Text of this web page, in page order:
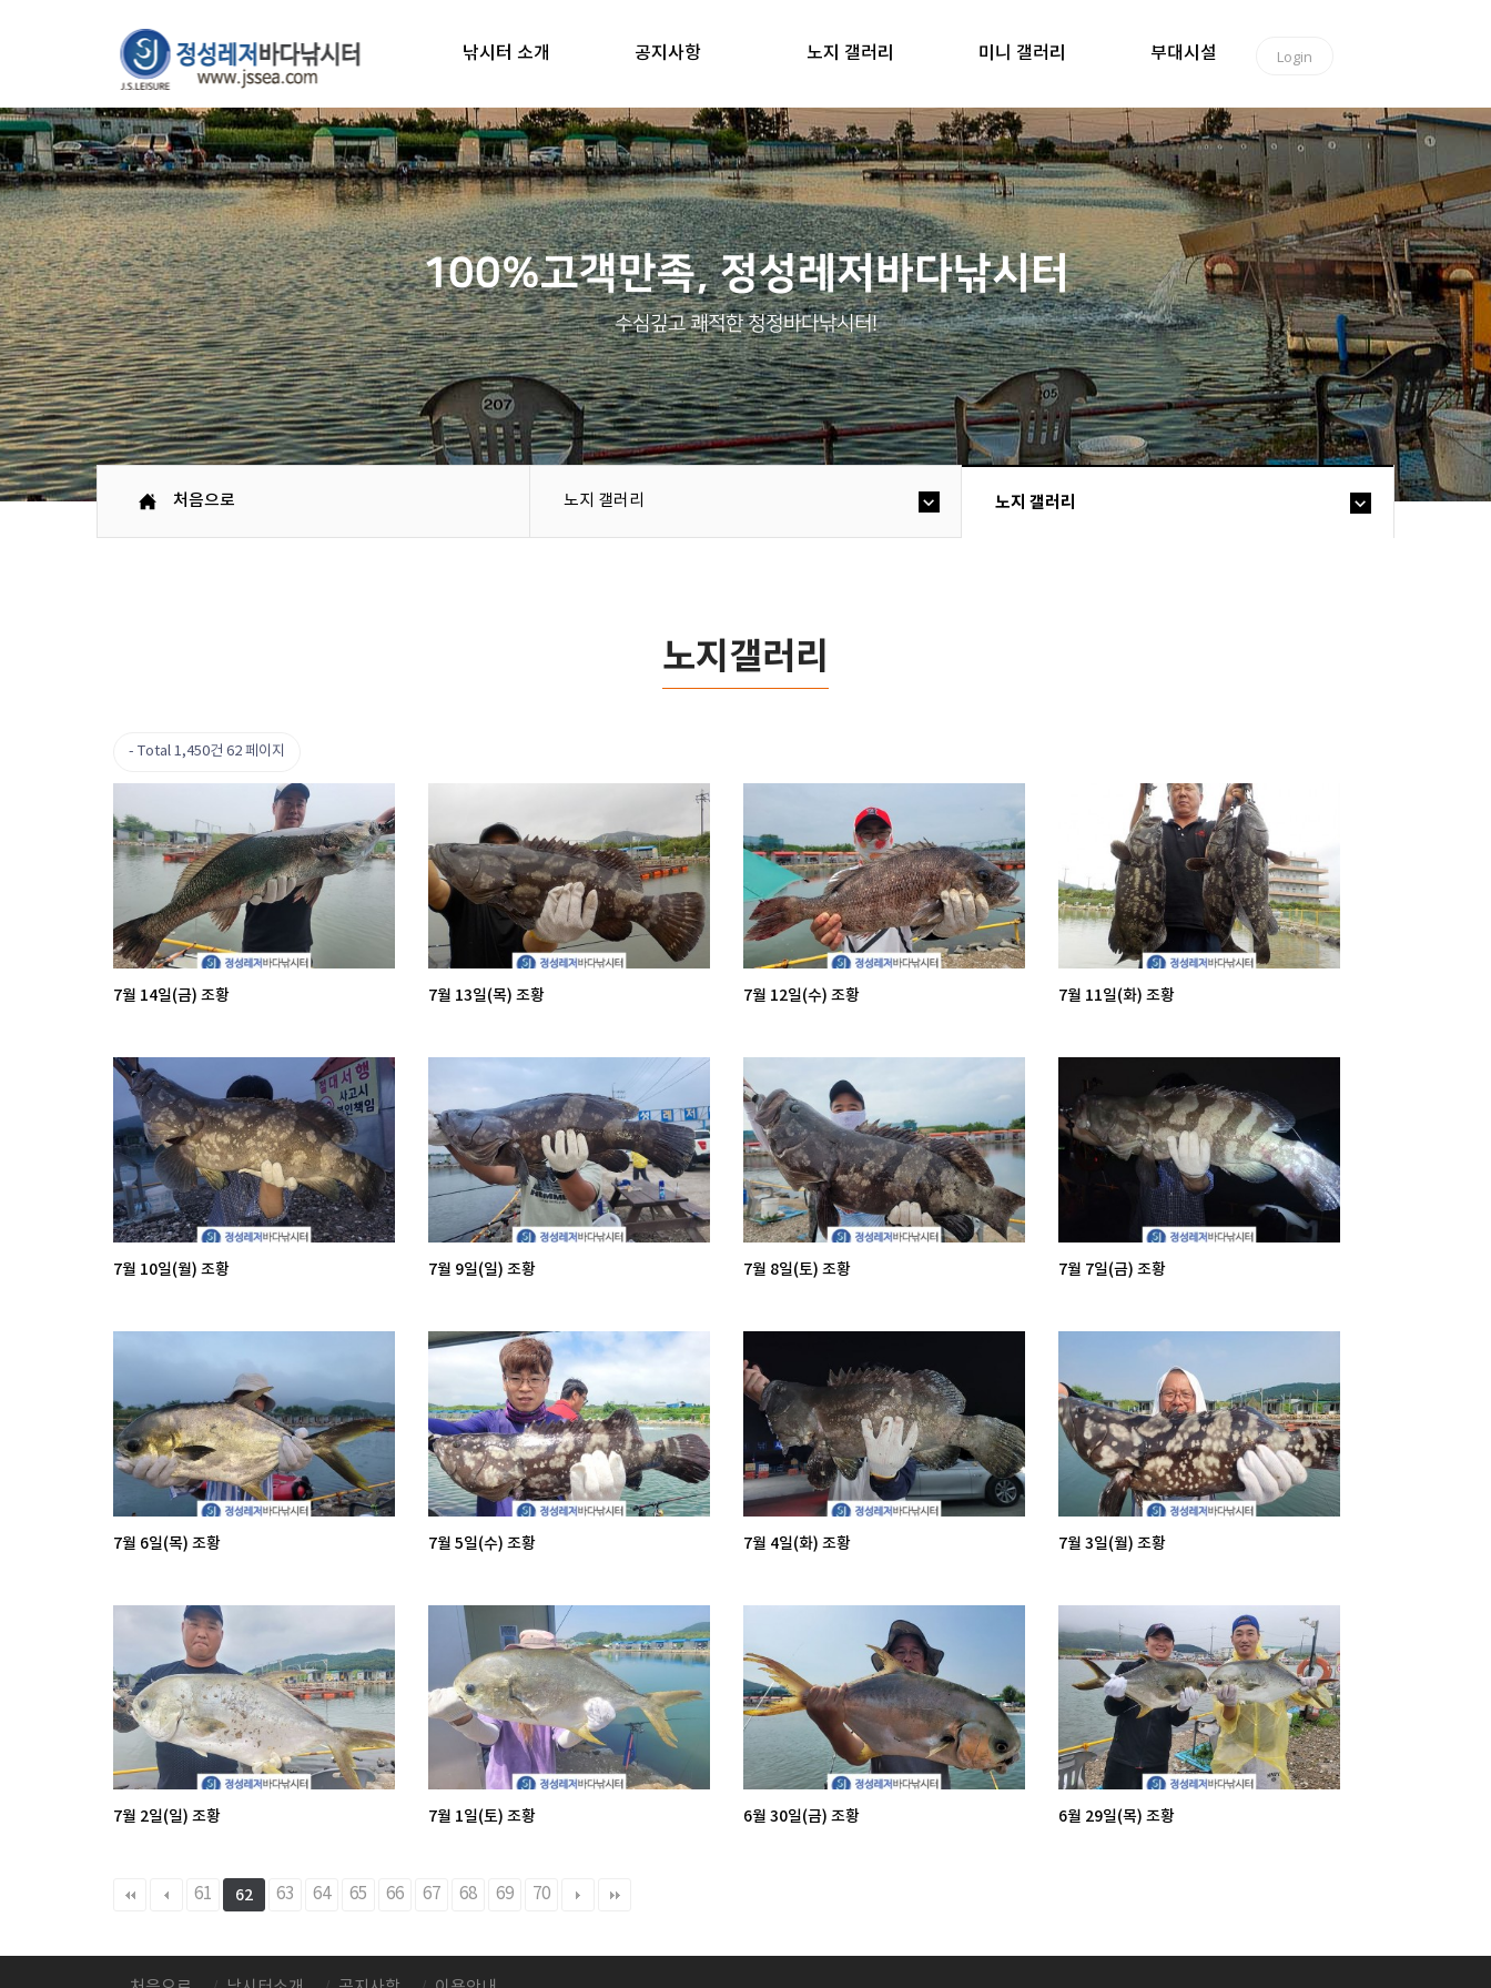
낚시터 소개 공지사항 노지 갤러리 미니 갤러리 부대시설 Login
100%고객만족, 정성레저바다낚시터
수심깊고 쾌적한 청정바다낚시터!
처음으로 노지 갤러리 노지 갤러리
노지갤러리
Total 1,450건 62 페이지
7월 14일(금) 조황 7월 13일(목) 조황 7월 12일(수) 조황 7월 11일(화) 조황
7월 10일(월) 조황 7월 9일(일) 조황 7월 8일(토) 조황 7월 7일(금) 조황
7월 6일(목) 조황 7월 5일(수) 조황 7월 4일(화) 조황 7월 3일(월) 조황
7월 2일(일) 조황 7월 1일(토) 조황 6월 30일(금) 조황 6월 29일(목) 조황
61 62 63 64 65 66 67 68 69 70